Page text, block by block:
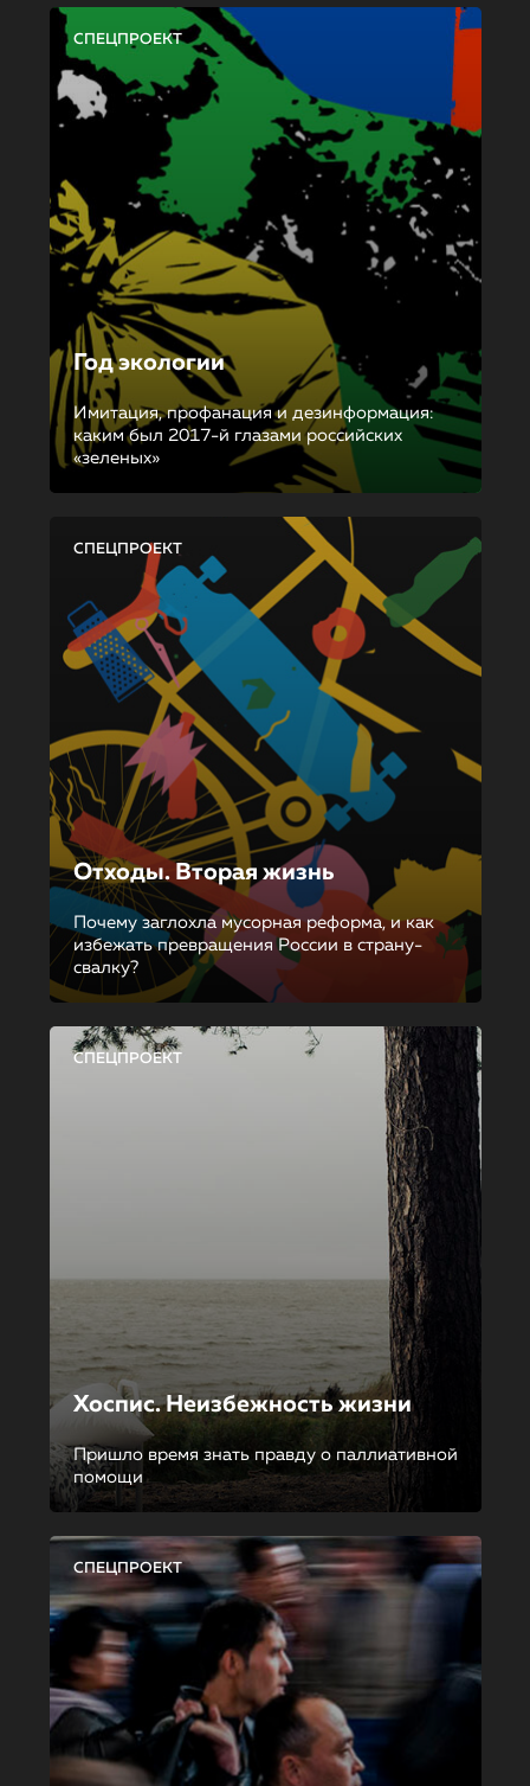
СПЕЦПРОЕКТ
Год экологии
Имитация, профанация и дезинформация:
каким был 2017-й глазами российских
«зеленых»
СПЕЦПРОЕКТ
Отходы. Вторая жизнь
Почему заглохла мусорная реформа, и как
избежать превращения России в страну-
свалку?
СПЕЦПРОЕКТ
Хоспис. Неизбежность жизни
Пришло время знать правду о паллиативной
помощи
СПЕЦПРОЕКТ